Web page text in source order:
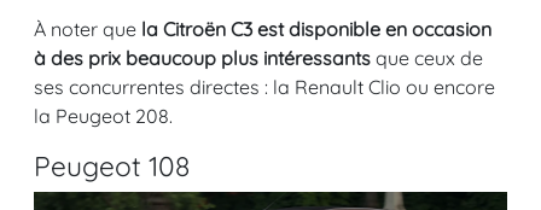
À noter que la Citroën C3 est disponible en occasion
à des prix beaucoup plus intéressants que ceux de
ses concurrentes directes : la Renault Clio ou encore
la Peugeot 208.
Peugeot 108